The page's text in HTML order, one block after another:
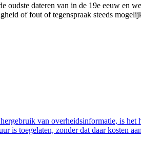
oudste dateren van in de 19e eeuw en
of fout of tegenspraak steeds
van overheidsinformatie, is
is toegelaten, zonder dat daar kosten